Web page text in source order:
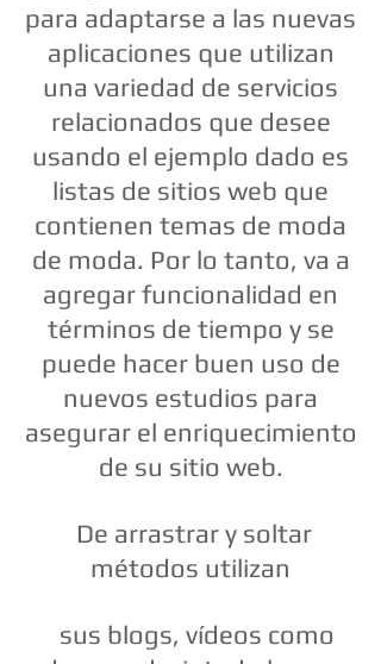
para adaptarse a las nuevas
aplicaciones que utilizan
una variedad de servicios
relacionados que desee
usando el ejemplo dado es
listas de sitios web que
contienen temas de moda
de moda. Por lo tanto, va a
agregar funcionalidad en
términos de tiempo y se
puede hacer buen uso de
nuevos estudios para
asegurar el enriquecimiento
de su sitio web.
De arrastrar y soltar
métodos utilizan
sus blogs, vídeos como